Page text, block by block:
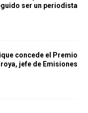
ser un periodista
concede el Premio
jefe de Emisiones